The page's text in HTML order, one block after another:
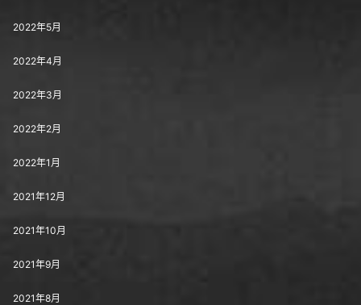
2022年5月
2022年4月
2022年3月
2022年2月
2022年1月
2021年12月
2021年10月
2021年9月
2021年8月